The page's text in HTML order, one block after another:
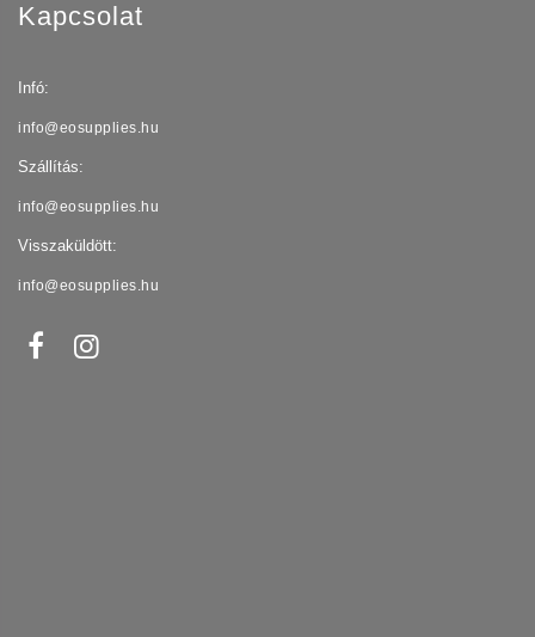
Kapcsolat
Infó:
info@eosupplies.hu
Szállítás:
info@eosupplies.hu
Visszaküldött:
info@eosupplies.hu